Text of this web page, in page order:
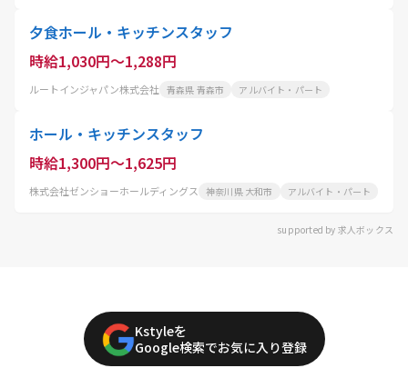
夕食ホール・キッチンスタッフ
時給1,030円～1,288円
ルートインジャパン株式会社 青森県 青森市 アルバイト・パート
ホール・キッチンスタッフ
時給1,300円～1,625円
株式会社ゼンショーホールディングス 神奈川県 大和市 アルバイト・パート
supported by 求人ボックス
Kstyleを
Google検索でお気に入り登録